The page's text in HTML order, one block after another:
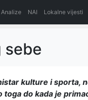
Analize NAI Lokalne vijesti
sebe
kulture i sporta,
do kada je